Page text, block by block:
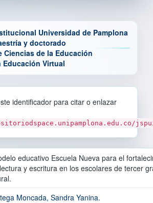
Universidad de Pamplona
y doctorado
Ciencias de la Educación
Educación Virtual
identificador para citar o enlazar
educativo Escuela Nueva para el
y escritura en los escolares de tercer
Moncada, Sandra Yanina.